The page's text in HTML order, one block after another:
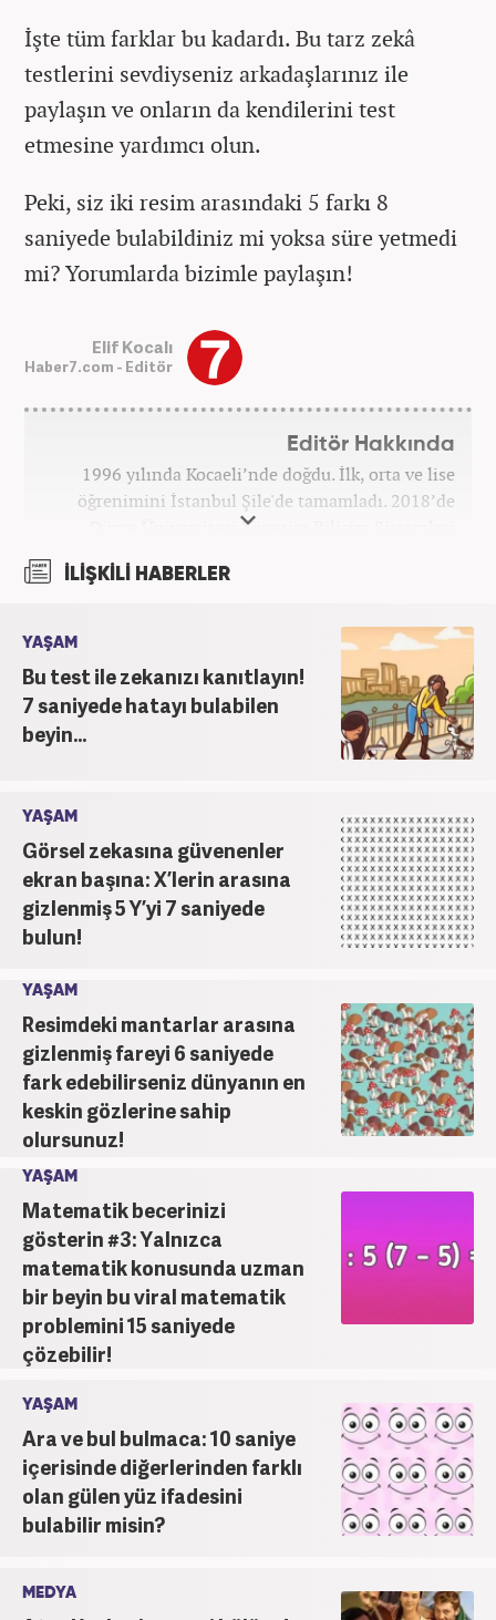
İşte tüm farklar bu kadardı. Bu tarz zekâ
testlerini sevdiyseniz arkadaşlarınız ile
paylaşın ve onların da kendilerini test
etmesine yardımcı olun.
Peki, siz iki resim arasındaki 5 farkı 8
saniyede bulabildiniz mi yoksa süre yetmedi
mi? Yorumlarda bizimle paylaşın!
Elif Kocalı
Haber7.com - Editör
Editör Hakkında
1996 yılında Kocaeli’nde doğdu. İlk, orta ve lise
öğrenimini İstanbul Şile'de tamamladı. 2018’de
Düzce Üniversitesi Yönetim Bilişim Sistemleri
bağlı Haber7.com bünyesinde ‘SEO Editörü’
İLİŞKİLİ HABERLER
YAŞAM
Bu test ile zekanızı kanıtlayın!
7 saniyede hatayı bulabilen
beyin...
YAŞAM
Görsel zekasına güvenenler
ekran başına: X’lerin arasına
gizlenmiş 5 Y’yi 7 saniyede
bulun!
YAŞAM
Resimdeki mantarlar arasına
gizlenmiş fareyi 6 saniyede
fark edebilirseniz dünyanın en
keskin gözlerine sahip
olursunuz!
YAŞAM
Matematik becerinizi
gösterin #3: Yalnızca
matematik konusunda uzman
bir beyin bu viral matematik
problemini 15 saniyede
çözebilir!
YAŞAM
Ara ve bul bulmaca: 10 saniye
içerisinde diğerlerinden farklı
olan gülen yüz ifadesini
bulabilir misin?
MEDYA